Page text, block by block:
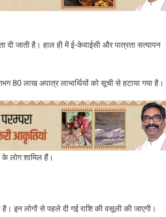
जाती है। हाल ही में ई-केवाईसी और पात्रता सत्यापन
80 लाख अपात्र लाभार्थियों को सूची से हटाया गया है।
के लोग शामिल हैं।
इन लोगों से पहले दी गई राशि की वसूली की जाएगी।